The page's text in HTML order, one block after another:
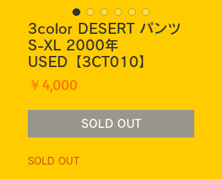
3color DESERT パンツ
S-XL 2000年
USED【3CT010】
￥4,000
SOLD OUT
SOLD OUT